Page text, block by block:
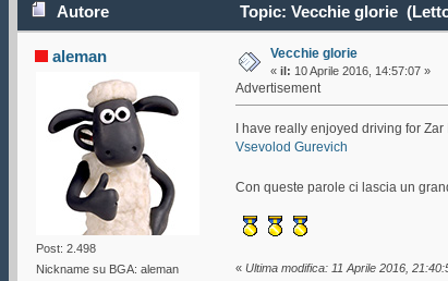
Autore Topic: Vecchie glorie
aleman
Post: 2.498
Nickname su BGA: aleman
Vecchie glorie
« il: 10 Aprile 2016, 14:57:07 »
Advertisement
I have really enjoyed driving for
Vsevolod Gurevich
Con queste parole ci lascia un
« Ultima modifica: 11 Aprile 2016,